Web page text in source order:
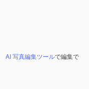
AI 写真編集ツールで編集で